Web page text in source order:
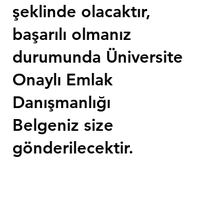
şeklinde olacaktır,
başarılı olmanız
durumunda Üniversite
Onaylı Emlak
Danışmanlığı
Belgeniz size
gönderilecektir.